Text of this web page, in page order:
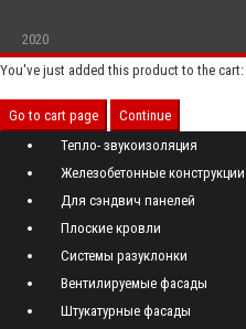
2020
You've just added this product to the cart:
Go to cart page
Continue
Тепло- звукоизоляция
Железобетонные конструкции
Для сэндвич панелей
Плоские кровли
Системы разуклонки
Вентилируемые фасады
Штукатурные фасады